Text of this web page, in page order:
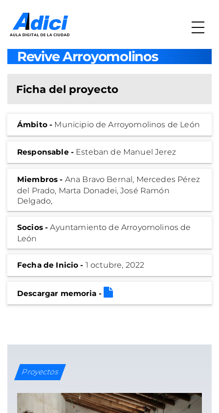
Revive Arroyomolinos
Ficha del proyecto
Ámbito - Municipio de Arroyomolinos de León
Responsable - Esteban de Manuel Jerez
Miembros - Ana Bravo Bernal, Mercedes Pérez
del Prado, Marta Donadei, José Ramón
Delgado,
Socios -Ayuntamiento de Arroyomolinos de
León
Fecha de Inicio - 1 octubre, 2022
Descargar memoria -
Proyectos